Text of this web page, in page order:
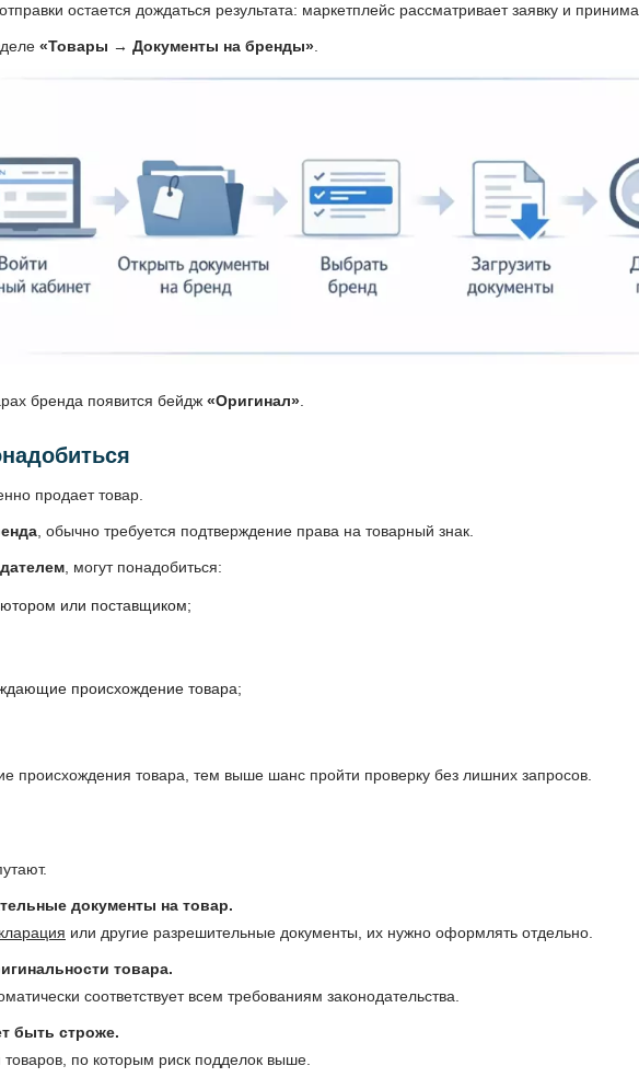
остается дождаться результата: маркетплейс рассматривает заявку и
«Товары → Документы на бренды»
бренда появится бейдж «Оригинал»
продает товар.
, обычно требуется подтверждение права на товарный знак.
, могут понадобиться:
или поставщиком;
происхождение товара;
происхождения товара, тем выше шанс пройти проверку без лишних запросов.
документы на товар.
или другие разрешительные документы, их нужно оформлять отдельно.
товара.
соответствует всем требованиям законодательства.
быть строже.
по которым риск подделок выше.